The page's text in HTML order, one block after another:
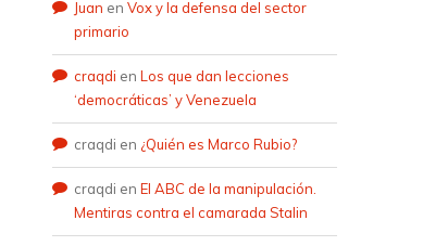
Juan en Vox y la defensa del sector
primario
craqdi en Los que dan lecciones
‘democráticas’ y Venezuela
craqdi en ¿Quién es Marco Rubio?
craqdi en El ABC de la manipulación.
Mentiras contra el camarada Stalin